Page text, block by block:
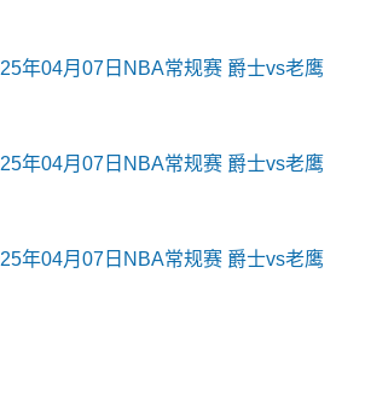
年04月07日NBA常规赛 爵士vs老鹰
年04月07日NBA常规赛 爵士vs老鹰
年04月07日NBA常规赛 爵士vs老鹰